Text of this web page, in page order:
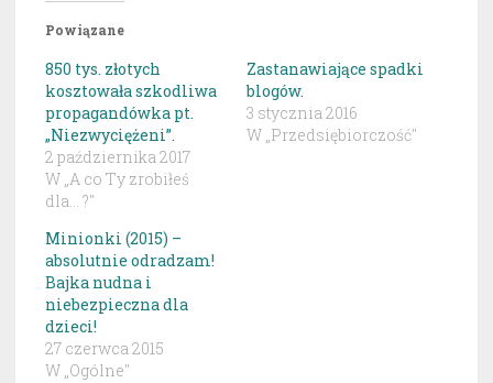
Powiązane
850 tys. złotych
kosztowała szkodliwa
propagandówka pt.
„Niezwyciężeni”.
2 października 2017
W „A co Ty zrobiłeś
dla... ?"
Zastanawiające spadki
blogów.
3 stycznia 2016
W „Przedsiębiorczość"
Minionki (2015) –
absolutnie odradzam!
Bajka nudna i
niebezpieczna dla
dzieci!
27 czerwca 2015
W „Ogólne"